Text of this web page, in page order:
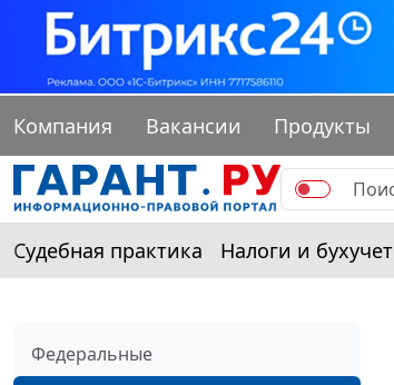
Компания Вакансии Продукты
Судебная практика Налоги и бухучет
Федеральные